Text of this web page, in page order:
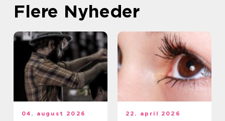
Flere Nyheder
04. august 2026 22. april 2026